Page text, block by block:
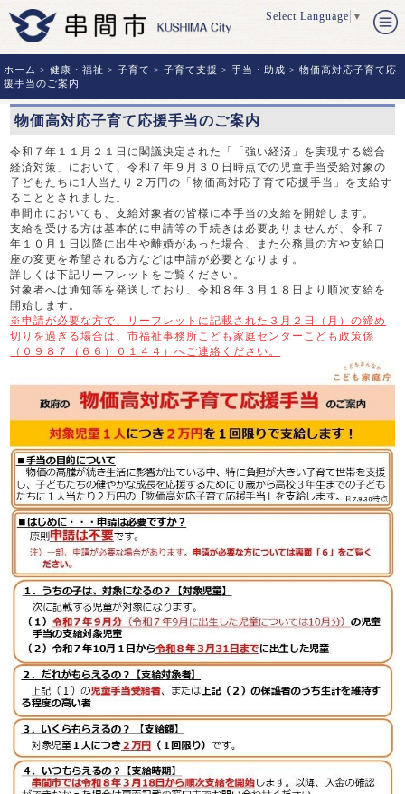
Select Language ▼
ホーム >健康・福祉 >子育て >子育て支援 >手当・助成 > 物価高対応子育て応
援手当のご案内
物価高対応子育て応援手当のご案内
令和７年１１月２１日に閣議決定された「「強い経済」を実現する総合
経済対策」において、令和７年９月３０日時点での児童手当受給対象の
子どもたちに1人当たり２万円の「物価高対応子育て応援手当」を支給す
ることとされました。
串間市においても、支給対象者の皆様に本手当の支給を開始します。
支給を受ける方は基本的に申請等の手続きは必要ありませんが、令和７
年１０月１日以降に出生や離婚があった場合、また公務員の方や支給口
座の変更を希望される方などは申請が必要となります。
詳しくは下記リーフレットをご覧ください。
対象者へは通知等を発送しており、令和８年３月１８日より順次支給を
開始します。
※申請が必要な方で、リーフレットに記載された３月２日（月）の締め
切りを過ぎる場合は、市福祉事務所こども家庭センターこども政策係
（０９８７（６６）０１４４）へご連絡ください。